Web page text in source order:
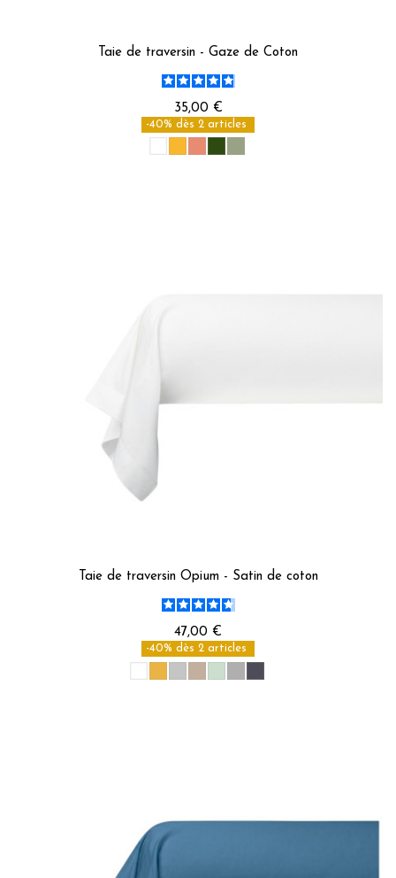
Taie de traversin - Gaze de Coton
35,00 €
-40% dès 2 articles
Taie de traversin Opium - Satin de coton
47,00 €
-40% dès 2 articles